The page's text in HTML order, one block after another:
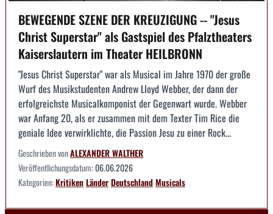
BEWEGENDE SZENE DER KREUZIGUNG -- "Jesus
Christ Superstar" als Gastspiel des Pfalztheaters
Kaiserslautern im Theater HEILBRONN
"Jesus Christ Superstar" war als Musical im Jahre 1970 der große
Wurf des Musikstudenten Andrew Lloyd Webber, der dann der
erfolgreichste Musicalkomponist der Gegenwart wurde. Webber
war Anfang 20, als er zusammen mit dem Texter Tim Rice die
geniale Idee verwirklichte, die Passion Jesu zu einer Rock...
Geschrieben vonALEXANDER WALTHER
Veröffentlichungsdatum:06.06.2026
Kategorien:KritikenLänderDeutschlandMusicals